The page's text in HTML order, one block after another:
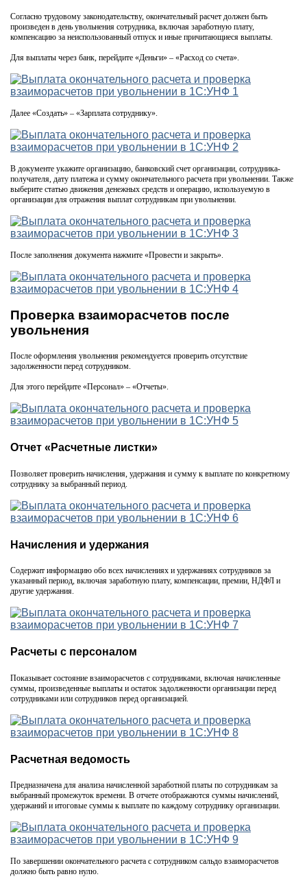
Согласно трудовому законодательству, окончательный расчет должен быть
произведен в день увольнения сотрудника, включая заработную плату,
компенсацию за неиспользованный отпуск и иные причитающиеся выплаты.
Для выплаты через банк, перейдите «Деньги» – «Расход со счета».
Далее «Создать» – «Зарплата сотруднику».
В документе укажите организацию, банковский счет организации, сотрудника-
получателя, дату платежа и сумму окончательного расчета при увольнении. Также
выберите статью движения денежных средств и операцию, используемую в
организации для отражения выплат сотрудникам при увольнении.
После заполнения документа нажмите «Провести и закрыть».
Проверка взаиморасчетов после
увольнения
После оформления увольнения рекомендуется проверить отсутствие
задолженности перед сотрудником.
Для этого перейдите «Персонал» – «Отчеты».
Отчет «Расчетные листки»
Позволяет проверить начисления, удержания и сумму к выплате по конкретному
сотруднику за выбранный период.
Начисления и удержания
Содержит информацию обо всех начислениях и удержаниях сотрудников за
указанный период, включая заработную плату, компенсации, премии, НДФЛ и
другие удержания.
Расчеты с персоналом
Показывает состояние взаиморасчетов с сотрудниками, включая начисленные
суммы, произведенные выплаты и остаток задолженности организации перед
сотрудниками или сотрудников перед организацией.
Расчетная ведомость
Предназначена для анализа начисленной заработной платы по сотрудникам за
выбранный промежуток времени. В отчете отображаются суммы начислений,
удержаний и итоговые суммы к выплате по каждому сотруднику организации.
По завершении окончательного расчета с сотрудником сальдо взаиморасчетов
должно быть равно нулю.